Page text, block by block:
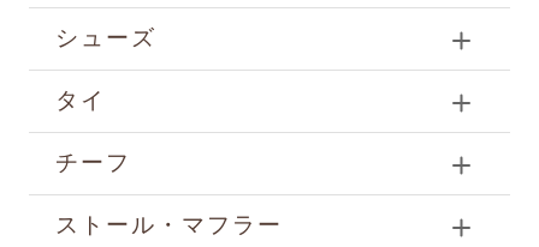
シューズ
タイ
チーフ
ストール・マフラー